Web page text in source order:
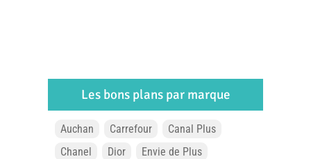
Les bons plans par marque
Auchan Carrefour
Canal Plus
Chanel
Dior
Envie de Plus